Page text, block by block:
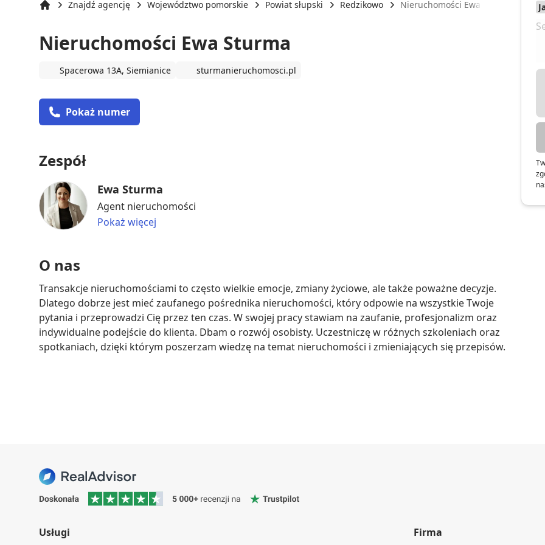
Znajdź agencję Województwo pomorskie Powiat słupski Redzikowo Nieruchomości Ewa Sturma
Nieruchomości Ewa Sturma
Spacerowa 13A, Siemianice sturmanieruchomosci.pl
Pokaż numer
Zespół
Ewa Sturma
Agent nieruchomości
Pokaż więcej
O nas
Transakcje nieruchomościami to często wielkie emocje, zmiany życiowe, ale także poważne decyzje.
Dlatego dobrze jest mieć zaufanego pośrednika nieruchomości, który odpowie na wszystkie Twoje
pytania i przeprowadzi Cię przez ten czas. W swojej pracy stawiam na zaufanie, profesjonalizm oraz
indywidualne podejście do klienta. Dbam o rozwój osobisty. Uczestniczę w różnych szkoleniach oraz
spotkaniach, dzięki którym poszerzam wiedzę na temat nieruchomości i zmieniających się przepisów.
Usługi Firma